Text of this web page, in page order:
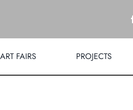
ART FAIRS PROJECTS